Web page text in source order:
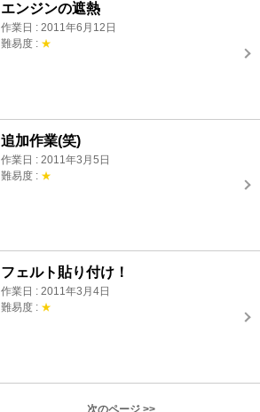
エンジンの遮熱
作業日 : 2011年6月12日
難易度 : ★
追加作業(笑)
作業日 : 2011年3月5日
難易度 : ★
フェルト貼り付け！
作業日 : 2011年3月4日
難易度 : ★
次のページ >>